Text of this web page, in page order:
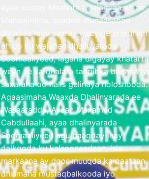
ayaa xustay Maalinta Caalamiga ah ee
Muhaajiriinta, ayadoo munaasabad
diiradda lagu saaray wacyigelin muhiim
ah oo ku wajahan dhalinyarada
Soomaaliyeed, lagana digayay khatarta
weyn ee ka dhalata tahriibka badaha iyo
saxaraha oo halis gelinaya noloshooda.
Agaasimaha Waaxda Dhalinyarada ee
Wasaaradda, Ayaan Maxamed
Cabdullaahi, ayaa dhalinyarada
Soomaaliyeed ugu baaqday inay
dalkooda ku kalsoonaadaan, isla
markaana ay door muuqda ka qaataan
dhismaha mustaqbalkooda iyo